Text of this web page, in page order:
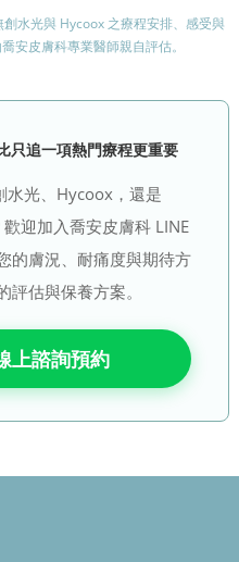
光與 Hycoox 之療程安排、感受與
喬安皮膚科專業醫師親自評估。
只追一項熱門療程更重要
水光、Hycoox，還是
迎加入喬安皮膚科 LINE
的膚況、耐痛度與期待方
評估與保養方案。
諮詢預約